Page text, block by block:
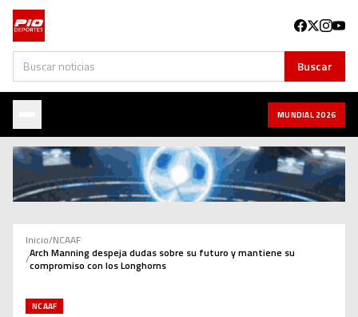
Buscar Buscar
MUNDIAL 2026
Inicio/NCAAF
/Arch Manning despeja dudas sobre su futuro y mantiene su
compromiso con los Longhorns
NCAAF